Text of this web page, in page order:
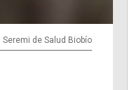
Seremi de Salud Biobío